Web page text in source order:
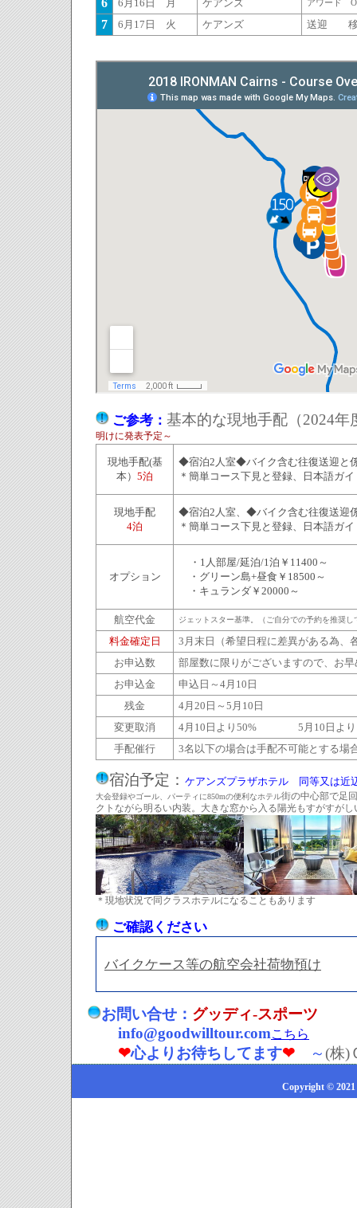
6 6月16日 月 ケアンズ アワード
7 6月17日 火 ケアンズ 送迎 移
ご参考： 基本的な現地手配（
明けに発表予定～
現地手配(基
本） 5泊
◆宿泊2人室◆バイク含む往復送迎と
＊簡単コース下見と登録、日本語ガイ
現地手配
4泊
◆宿泊2人室、◆バイク含む往復送迎
＊簡単コース下見と登録、日本語ガイ
オプション
・1人部屋/延泊/1泊￥11400～
・グリーン島+昼食￥18500～
・キュランダ￥20000～
航空代金 ジェットスター基準。（ご自分での予約を推奨し
料金確定日
3月末日（希望日程に差異がある為、
お申込数
部屋数に限りがございますので、お早
お申込金
申込日～4月10日
残金
4月20日～5月10日
変更取消
4月10日より50% 5月10日より
手配催行
3名以下の場合は手配不可能とする場
宿泊予定： ケアンズプラザホテル 同等又は近
大会登録やゴール、パーティに850mの便利なホテル街の中心部で足
クトながら明るい内装。大きな窓から入る陽光もすがすが
＊現地状況で同クラスホテルになることもあります
ご確認ください
バイクケース等の航空会社荷物預け
お問い合せ： グッディ-スポーツ
info@goodwilltour.comこちら
❤心よりお待ちしてます❤ ～(株)
Copyright © 2021